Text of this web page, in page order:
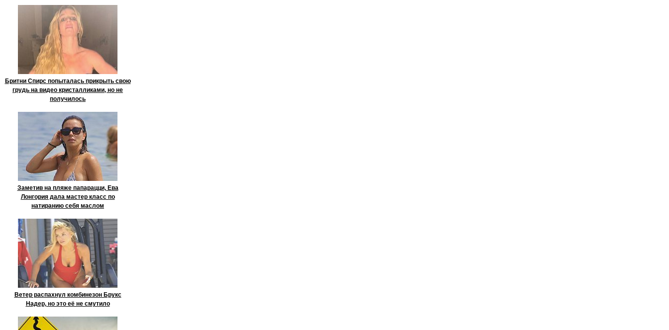
Бритни Спирс попыталась прикрыть свою
грудь на видео кристалликами, но не
получилось
Заметив на пляже папарацци, Ева
Лонгория дала мастер класс по
натиранию себя маслом
Ветер распахнул комбинезон Брукс
Надер, но это её не смутило